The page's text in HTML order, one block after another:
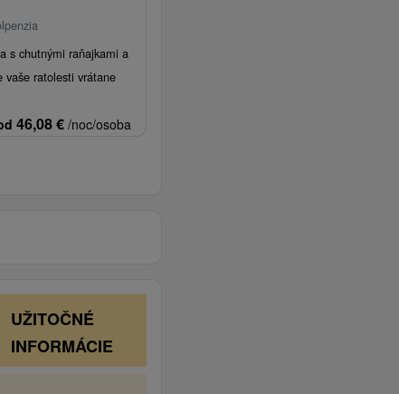
s chutnými raňajkami a
vaše ratolesti vrátane
46,08€ /noc/osoba
UŽITOČNÉ
INFORMÁCIE